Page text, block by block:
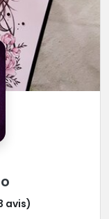
avis)